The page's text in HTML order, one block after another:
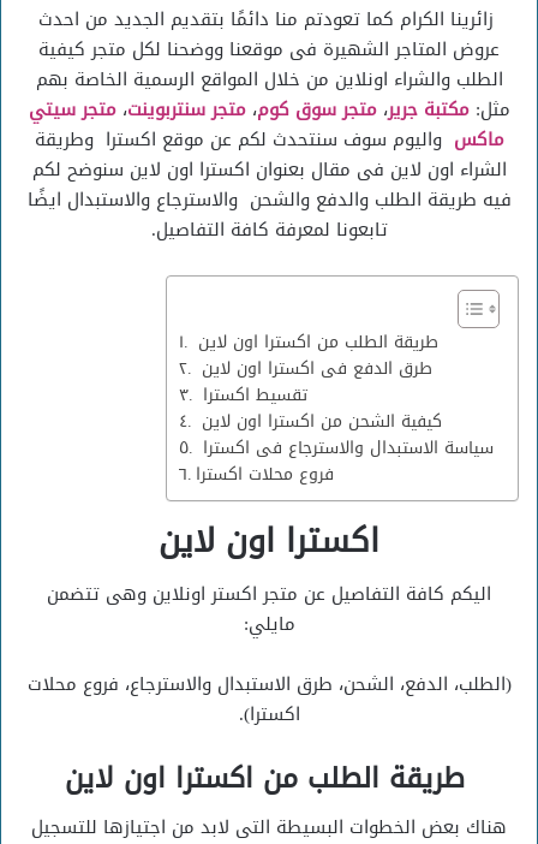
زائرينا الكرام كما تعودتم منا دائمًا بتقديم الجديد من احدث
عروض المتاجر الشهيرة فى موقعنا ووضحنا لكل متجر كيفية
الطلب والشراء اونلاين من خلال المواقع الرسمية الخاصة بهم
مثل:مكتبة جرير،متجر سوق كوم،متجر سنتربوينت، متجر سيتي
ماكس واليوم سوف سنتحدث لكم عن موقع اكسترا وطريقة
الشراء اون لاين فى مقال بعنوان اكسترا اون لاين سنوضح لكم
فيه طريقة الطلب والدفع والشحن والاسترجاع والاستبدال ايضًا
تابعونا لمعرفة كافة التفاصيل.
طريقة الطلب من اكسترا اون لاين
طرق الدفع فى اكسترا اون لاين
تقسيط اكسترا
كيفية الشحن من اكسترا اون لاين
سياسة الاستبدال والاسترجاع فى اكسترا
فروع محلات اكسترا
اكسترا اون لاين
اليكم كافة التفاصيل عن متجر اكستر اونلاين وهى تتضمن
مايلي:
(الطلب، الدفع، الشحن، طرق الاستبدال والاسترجاع، فروع محلات
اكسترا).
طريقة الطلب من اكسترا اون لاين
هناك بعض الخطوات البسيطة التى لابد من اجتيازها للتسجيل